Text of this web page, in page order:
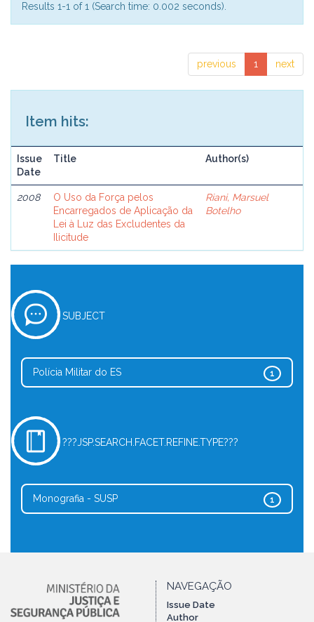
Results 1-1 of 1 (Search time: 0.002 seconds).
previous 1 next
Item hits:
Issue
Date
Title Author(s)
2008
O Uso da Força pelos
Encarregados de Aplicação da
Lei à Luz das Excludentes da
Ilicitude
Riani, Marsuel
Botelho
SUBJECT
1
Polícia Militar do ES
???JSP.SEARCH.FACET.REFINE.TYPE???
1
Monografia - SUSP
NAVEGAÇÃO
Issue Date
Author